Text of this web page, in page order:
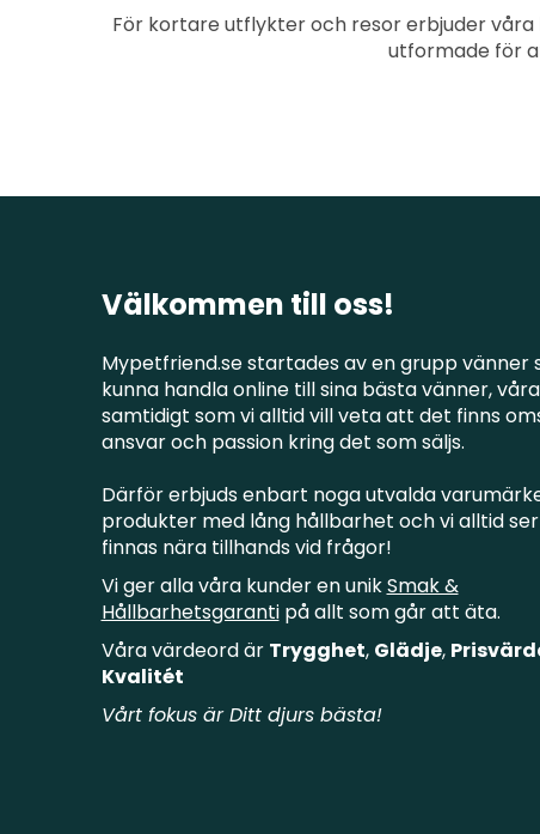
För kortare utflykter och resor erbjuder
utformade för
Välkommen till oss!
Mypetfriend.se startades av en grupp vänner
kunna handla online till sina bästa vänner,
samtidigt som vi alltid vill veta att det finns
ansvar och passion kring det som säljs.
Därför erbjuds enbart noga utvalda
produkter med lång hållbarhet och vi alltid
finnas nära tillhands vid frågor!
Vi ger alla våra kunder en unikSmak &
Hållbarhetsgarantipå allt som går att äta.
Våra värdeord är Trygghet, Glädje,
Kvalitét
Vårt fokus är Ditt djurs bästa!